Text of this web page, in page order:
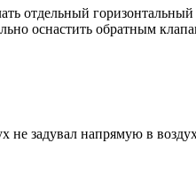
отдельный
оснастить обратным
не задувал напрямую в